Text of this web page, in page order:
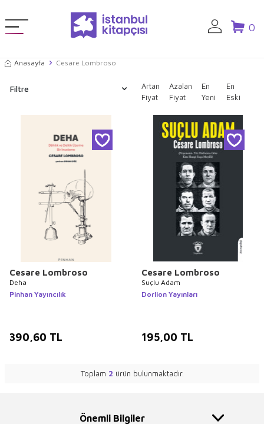
0
Anasayfa Cesare Lombroso
Filtre
Artan
Fiyat
Azalan
Fiyat
En
Yeni
En
Eski
Cesare Lombroso
Deha
Pinhan Yayıncılık
390,60 TL
Cesare Lombroso
Suçlu Adam
Dorlion Yayınları
195,00 TL
Toplam 2 ürün bulunmaktadır.
Önemli Bilgiler